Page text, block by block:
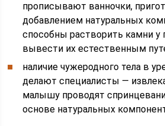
прописывают ванночки,
добавлением натуральных
способны растворить камни у
вывести их естественным
наличие чужеродного тела в
делают специалисты —
малышу проводят
основе натуральных